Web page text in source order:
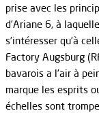
prise avec les
d’Ariane 6, à
s’intéresser qu’à
Factory Augsburg
bavarois a l’air à
marque les esprits
échelles sont